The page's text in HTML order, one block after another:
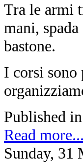
Tra le armi
mani,
bastone.
I corsi sono
Published in
Read more...
Sunday, 31